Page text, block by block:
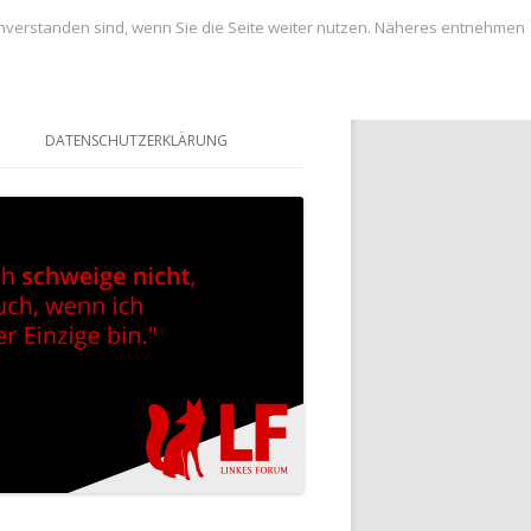
DATENSCHUTZERKLÄRUNG
sind, wenn Sie die Seite weiter nutzen. Näheres entnehmen